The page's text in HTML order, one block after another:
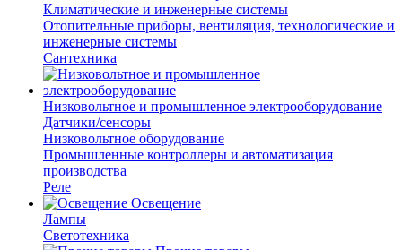
Климатические и инженерные системы
Отопительные приборы, вентиляция, технологические и
инженерные системы
Сантехника
Низковольтное и промышленное электрооборудование
Датчики/сенсоры
Низковольтное оборудование
Промышленные контроллеры и автоматизация
производства
Реле
Освещение
Лампы
Светотехника